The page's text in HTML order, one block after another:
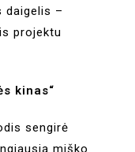
daigelis –
projektu
kinas“
sengirė
miško